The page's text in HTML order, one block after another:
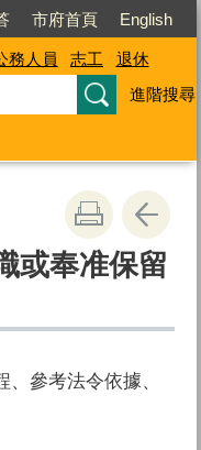
市府首頁 English
務人員 志工
退休
進階搜尋
或奉准保留
參考法令依據、